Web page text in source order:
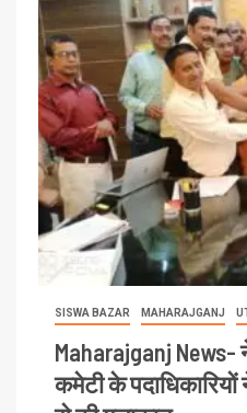
SISWA BAZAR MAHARAJGANJ
Maharajganj News-
कमेटी के पदाधिकारियों